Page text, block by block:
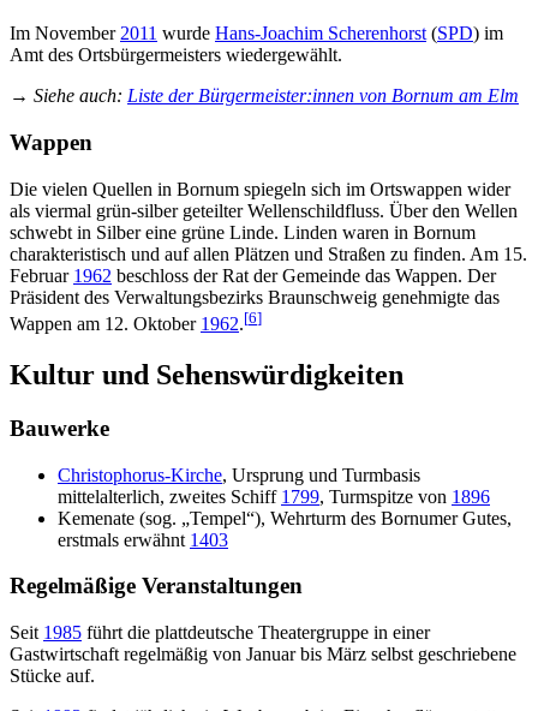
Im November 2011 wurde Hans-Joachim Scherenhorst (SPD) im
Amt des Ortsbürgermeisters wiedergewählt.
→ Siehe auch: Liste der Bürgermeister:innen von Bornum am Elm
Wappen
Die vielen Quellen in Bornum spiegeln sich im Ortswappen wider
als viermal grün-silber geteilter Wellenschildfluss. Über den Wellen
schwebt in Silber eine grüne Linde. Linden waren in Bornum
charakteristisch und auf allen Plätzen und Straßen zu finden. Am 15.
Februar 1962 beschloss der Rat der Gemeinde das Wappen. Der
Präsident des Verwaltungsbezirks Braunschweig genehmigte das
Wappen am 12. Oktober 1962.[6]
Kultur und Sehenswürdigkeiten
Bauwerke
Christophorus-Kirche, Ursprung und Turmbasis
mittelalterlich, zweites Schiff 1799, Turmspitze von 1896
Kemenate (sog. „Tempel“), Wehrturm des Bornumer Gutes,
erstmals erwähnt 1403
Regelmäßige Veranstaltungen
Seit 1985 führt die plattdeutsche Theatergruppe in einer
Gastwirtschaft regelmäßig von Januar bis März selbst geschriebene
Stücke auf.